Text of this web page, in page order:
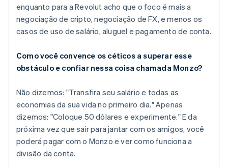
enquanto para a Revolut acho que o foco é mais a
negociação de cripto, negociação de FX, e menos os
casos de uso de salário, aluguel e pagamento de conta.
Como você convence os céticos a superar esse
obstáculo e confiar nessa coisa chamada Monzo?
Não dizemos: "Transfira seu salário e todas as
economias da sua vida no primeiro dia." Apenas
dizemos: "Coloque 50 dólares e experimente." E da
próxima vez que sair para jantar com os amigos, você
poderá pagar com o Monzo e ver como funciona a
divisão da conta.
Brasil
Português English
Bulgária
English
EnglishFrançais
China continental
Chipre
English
Croácia
EnglishItaliano
Dinamarca
English
Emirados Árabes Unidos
English